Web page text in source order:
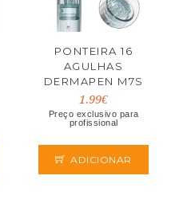
PONTEIRA 16
AGULHAS
DERMAPEN M7S
1.99€
Preço exclusivo para
profissional
ADICIONAR